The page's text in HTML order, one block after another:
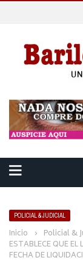
POLICIAL & JUDICIAL
Inicio › Policial &
ESTABLECE QUE EL
FECHA DE